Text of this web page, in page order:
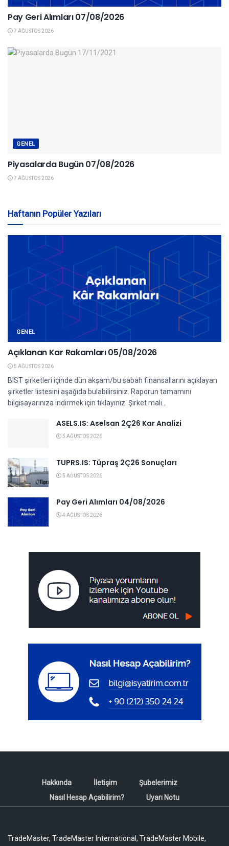
Pay Geri Alımları 07/08/2026
7 AĞUSTOS 2026
GENEL
Piyasalarda Bugün 07/08/2026
7 AĞUSTOS 2026
Haftanın Popüler Yazıları
GENEL
Açıklanan Kar Rakamları 05/08/2026
5 AĞUSTOS 2026
BIST şirketleri içinde dün akşam/bu sabah finansallarını açıklayan
şirketler listesini aşağıda bulabilirsiniz. Raporun tamamını
bilgisayarınıza indirmek için tıklayınız. Şirket mali...
ASELS.IS: Aselsan 2Ç26 Kar Analizi
5 AĞUSTOS 2026
TUPRS.IS: Tüpraş 2Ç26 Sonuçları
5 AĞUSTOS 2026
Pay Geri Alımları 04/08/2026
4 AĞUSTOS 2026
Hakkında İletişim
Şubelerimiz
Nasıl Hesap Açabilirim?
Uyarı Notu
TradeMaster, TradeMaster International, TradeMaster Mobile,